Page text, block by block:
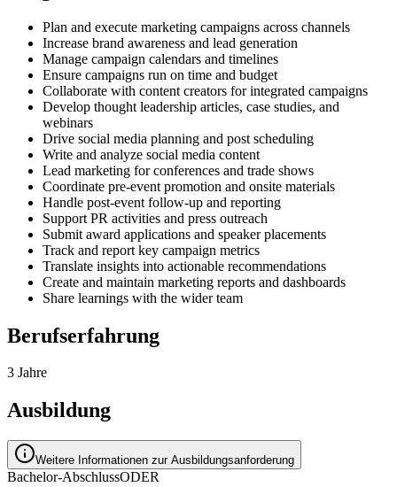
Plan and execute marketing campaigns across channels
Increase brand awareness and lead generation
Manage campaign calendars and timelines
Ensure campaigns run on time and budget
Collaborate with content creators for integrated campaigns
Develop thought leadership articles, case studies, and
webinars
Drive social media planning and post scheduling
Write and analyze social media content
Lead marketing for conferences and trade shows
Coordinate pre-event promotion and onsite materials
Handle post-event follow-up and reporting
Support PR activities and press outreach
Submit award applications and speaker placements
Track and report key campaign metrics
Translate insights into actionable recommendations
Create and maintain marketing reports and dashboards
Share learnings with the wider team
Berufserfahrung
3 Jahre
Ausbildung
Weitere Informationen zur Ausbildungsanforderung
Bachelor-AbschlussODER